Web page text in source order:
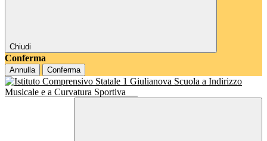
Chiudi
Conferma
Annulla Conferma
Scuola a Indirizzo
Musicale e a Curvatura Sportiva